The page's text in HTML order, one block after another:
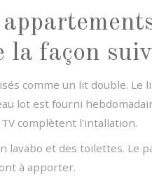
la façon
comme un lit double. Le
lot est fourni
complètent l'intallation.
lavabo et des toilettes. Le
à apporter.